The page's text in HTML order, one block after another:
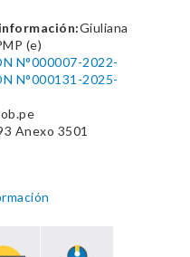
Giuliana
(e)
N°000007-2022-
N°000131-2025-
Anexo 3501